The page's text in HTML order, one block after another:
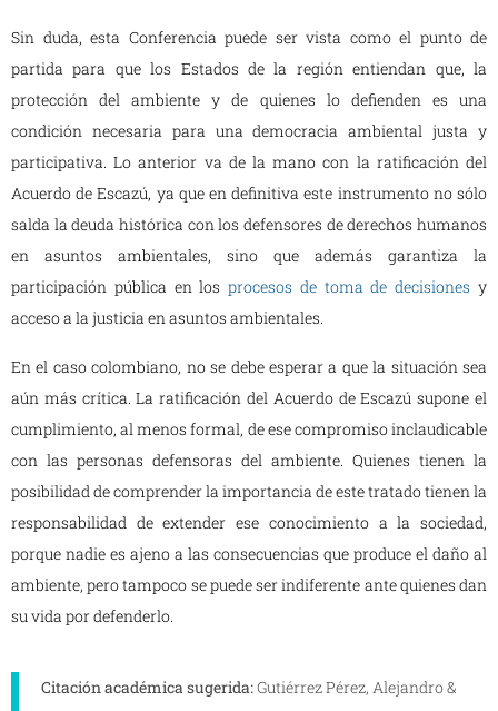
Sin duda, esta Conferencia puede ser vista como el punto de
partida para que los Estados de la región entiendan que, la
protección del ambiente y de quienes lo defienden es una
condición necesaria para una democracia ambiental justa y
participativa. Lo anterior va de la mano con la ratificación del
Acuerdo de Escazú, ya que en definitiva este instrumento no sólo
salda la deuda histórica con los defensores de derechos humanos
en asuntos ambientales, sino que además garantiza la
participación pública en los procesos de toma de decisiones y
acceso a la justicia en asuntos ambientales.
En el caso colombiano, no se debe esperar a que la situación sea
aún más crítica. La ratificación del Acuerdo de Escazú supone el
cumplimiento, al menos formal, de ese compromiso inclaudicable
con las personas defensoras del ambiente. Quienes tienen la
posibilidad de comprender la importancia de este tratado tienen la
responsabilidad de extender ese conocimiento a la sociedad,
porque nadie es ajeno a las consecuencias que produce el daño al
ambiente, pero tampoco se puede ser indiferente ante quienes dan
su vida por defenderlo.
Citación académica sugerida:Gutiérrez Pérez, Alejandro &